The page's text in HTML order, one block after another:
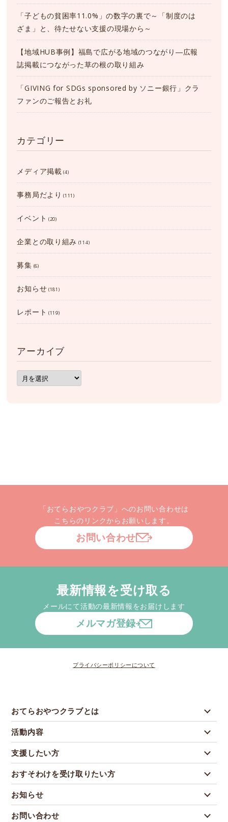
「子どもの貧困率11.0%」の数字の裏で～「制度のは
ざま」と、待たせない支援の現場から～
【地域HUB事例】福島で広がる地域のつながり―広報
誌掲載につながった草の根の取り組み
「GIVING for SDGs sponsored by ソニー銀行」クラ
ファンのご報告とお礼
カテゴリー
メディア掲載 (4)
事務局だより (111)
イベント (20)
企業との取り組み (114)
募集 (6)
お知らせ (181)
レポート (119)
アーカイブ
ア
ー
カ
「おてらおやつクラブ」へのお問い合わせは
こちらのリンクからお願いします。
お問い合わせ
最新情報を受け取る
メールにて活動の最新情報をお届けします
メルマガ登録
プライバシーポリシーについて
おてらおやつクラブとは
活動内容
支援したい方
おすそわけを受け取りたい方
お知らせ
お問い合わせ